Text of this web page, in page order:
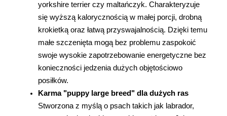
yorkshire terrier czy maltańczyk. Charakteryzuje
się wyższą kalorycznością w małej porcji, drobną
krokietką oraz łatwą przyswajalnością. Dzięki temu
małe szczenięta mogą bez problemu zaspokoić
swoje wysokie zapotrzebowanie energetyczne bez
konieczności jedzenia dużych objętościowo
posiłków.
Karma "puppy large breed" dla dużych ras
Stworzona z myślą o psach takich jak labrador,